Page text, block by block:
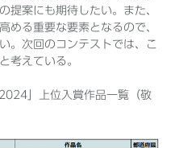
提案にも期待したい。また、
める重要な要素となるので、
。次回のコンテストでは、こ
考えている。
」上位入賞作品一覧（敬